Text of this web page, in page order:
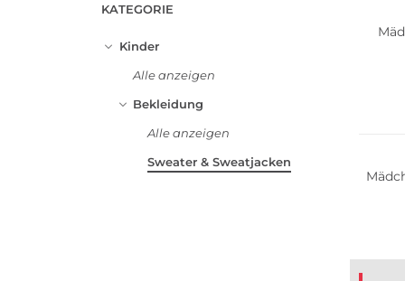
KATEGORIE
Kinder
Alle anzeigen
Bekleidung
Alle anzeigen
Sweater & Sweatjacken